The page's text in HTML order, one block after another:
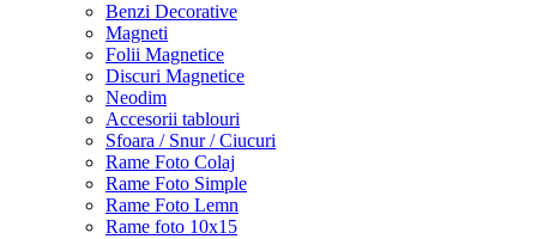
Benzi Decorative
Magneti
Folii Magnetice
Discuri Magnetice
Neodim
Accesorii tablouri
Sfoara / Snur / Ciucuri
Rame Foto Colaj
Rame Foto Simple
Rame Foto Lemn
Rame foto 10x15